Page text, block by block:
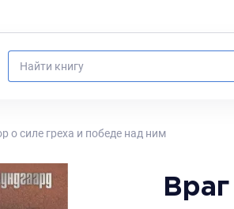
о силе греха и победе над ним